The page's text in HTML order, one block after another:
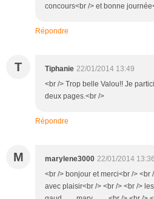
concours<br /> et bonne
Répondre
T Tiphanie 22/01/2014 13:49
<br /> Trop belle Valou!! Je
deux pages.<br />
Répondre
M marylene3000 22/01/2014 13:36
<br /> bonjour et merci<br /> <br
avec plaisir<br /> <br /> <br />